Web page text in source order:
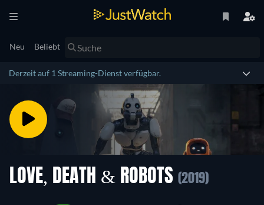
Neu Beliebt
Derzeit auf 1 Streaming-Dienst verfügbar.
LOVE, DEATH & ROBOTS (2019)